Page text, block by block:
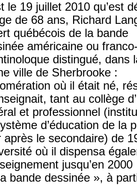
le 19 juillet 2010 qu’est
de 68 ans, Richard
québécois de la bande
américaine ou
distingué, dans
ville de Sherbrooke :
où il était né,
tant au collège
et professionnel
d’éducation de la
après le secondaire) de
où il dispensa
jusqu’en
bande dessinée », à